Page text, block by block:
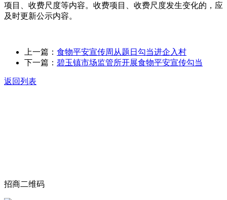
项目、收费尺度等内容。收费项目、收费尺度发生变化的，应
及时更新公示内容。
上一篇： 食物平安宣传周从题日勾当进企入村
下一篇： 碧玉镇市场监管所开展食物平安宣传勾当
返回列表
招商二维码